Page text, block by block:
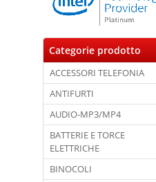
Categorie prodotto
ACCESSORI TELEFONIA
ANTIFURTI
AUDIO-MP3/MP4
BATTERIE E TORCE
ELETTRICHE
BINOCOLI